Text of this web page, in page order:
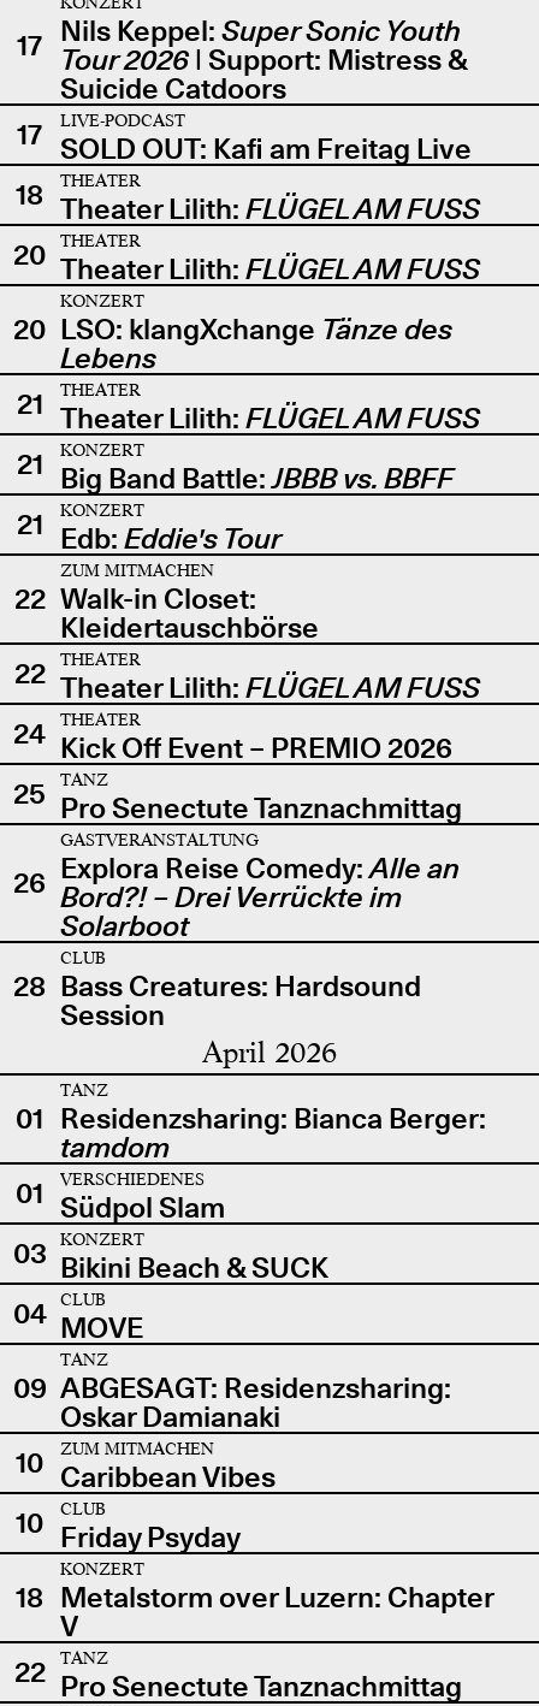
17 Nils Keppel: Super Sonic Youth
Tour 2026| Support: Mistress &
Suicide Catdoors
17
LIVE-PODCAST
SOLD OUT: Kafi am Freitag Live
18
THEATER
Theater Lilith: FLÜGEL AM FUSS
20
THEATER
Theater Lilith: FLÜGEL AM FUSS
20
KONZERT
LSO: klangXchange Tänze des
Lebens
21
THEATER
Theater Lilith: FLÜGEL AM FUSS
21
KONZERT
Big Band Battle:JBBB vs. BBFF
21
KONZERT
Edb: Eddie's Tour
22
ZUM MITMACHEN
Walk-in Closet:
Kleidertauschbörse
22
THEATER
Theater Lilith: FLÜGEL AM FUSS
24
THEATER
Kick Off Event – PREMIO 2026
25
TANZ
Pro Senectute Tanznachmittag
26
GASTVERANSTALTUNG
Explora Reise Comedy:Alle an
Bord?! – Drei Verrückte im
Solarboot
28
CLUB
Bass Creatures: Hardsound
Session
April 2026
01
TANZ
Residenzsharing: Bianca Berger:
tamdom
01
VERSCHIEDENES
Südpol Slam
03
KONZERT
Bikini Beach & SUCK
04
CLUB
MOVE
09
TANZ
ABGESAGT: Residenzsharing:
Oskar Damianaki
10
ZUM MITMACHEN
Caribbean Vibes
10
CLUB
Friday Psyday
18
KONZERT
Metalstorm over Luzern: Chapter
V
22
TANZ
Pro Senectute Tanznachmittag